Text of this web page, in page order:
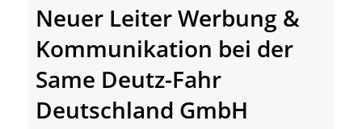
Neuer Leiter Werbung &
Kommunikation bei der
Same Deutz-Fahr
Deutschland GmbH